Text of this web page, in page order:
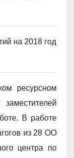
на 2018 год
ресурсном
В работе
из 28 ОО
центра по